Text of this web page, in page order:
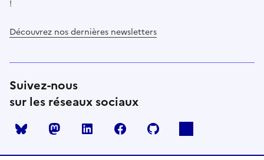
!
Découvrez nos dernières newsletters
Suivez-nous
sur les réseaux sociaux
MastodonLinkedIn Facebook